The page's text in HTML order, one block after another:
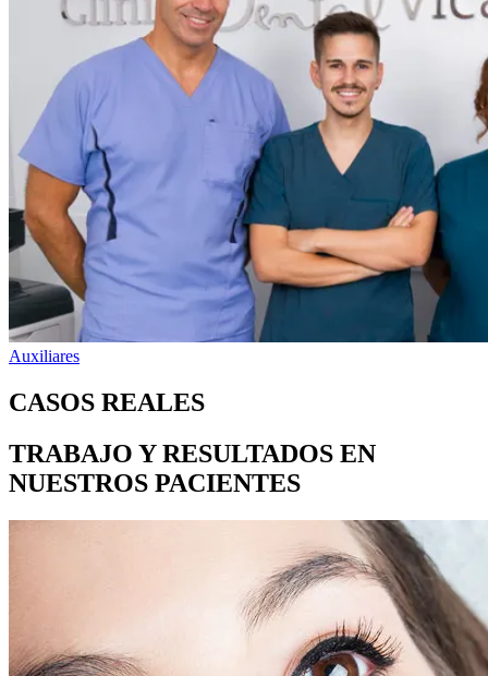
Auxiliares
CASOS REALES
TRABAJO Y RESULTADOS EN
NUESTROS PACIENTES